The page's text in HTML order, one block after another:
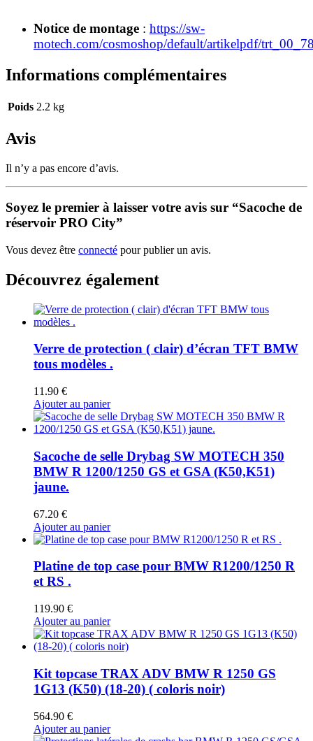
Notice de montage : https://sw-
motech.com/cosmoshop/default/artikelpdf/
Informations complémentaires
Poids 2.2 kg
Avis
Il n’y a pas encore d’avis.
Soyez le premier à laisser votre avis sur “Sacoche de
réservoir PRO City”
Vous devez être connecté pour publier un avis.
Découvrez également
Verre de protection ( clair) d’écran TFT BMW
tous modèles .
11.90 €
Ajouter au panier
Sacoche de selle Drybag SW MOTECH 350
BMW R 1200/1250 GS et GSA (K50,K51)
jaune.
67.20 €
Ajouter au panier
Platine de top case pour BMW R1200/1250 R
et RS .
119.90 €
Ajouter au panier
Kit topcase TRAX ADV BMW R 1250 GS
1G13 (K50) (18-20) ( coloris noir)
564.90 €
Ajouter au panier